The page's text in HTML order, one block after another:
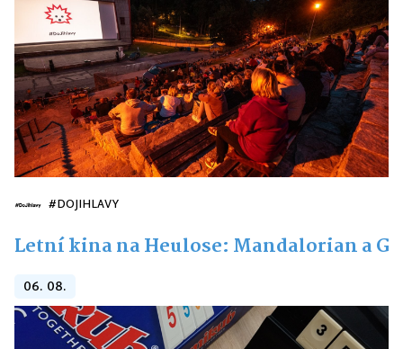
#DOJIHLAVY
Letní kina na Heulose: Mandalorian a
06. 08.